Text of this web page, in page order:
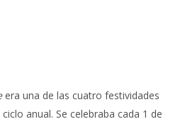
era una de las cuatro festividades
anual. Se celebraba cada 1 de